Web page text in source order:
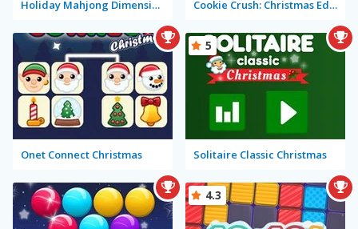
Holiday Mahjong Dimensions Cookie Crush: Christmas Edition
Onet Connect Christmas Solitaire Classic Christmas
5
4.3